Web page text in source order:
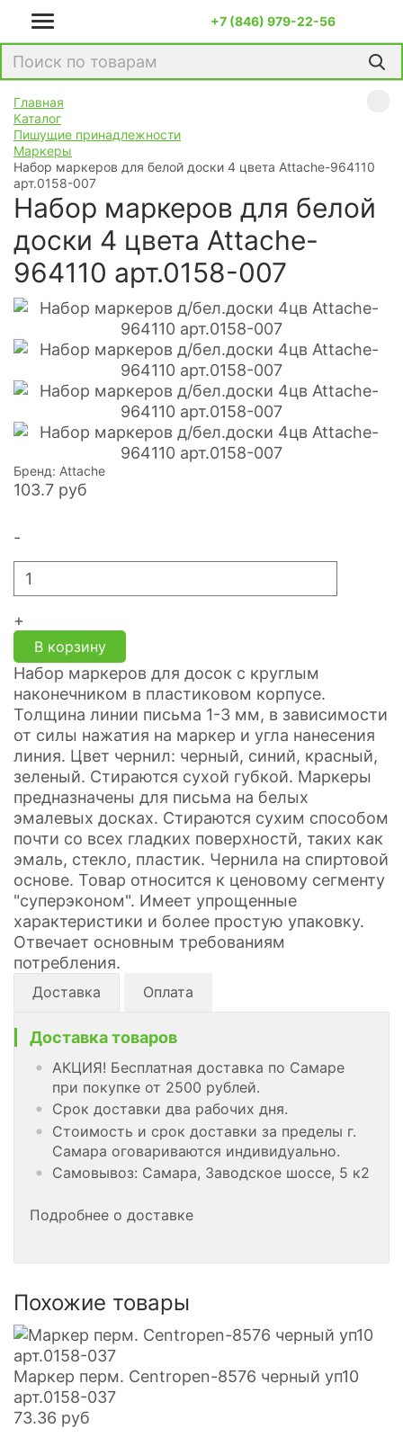
+7 (846) 979-22-56
Главная
Каталог
Пишущие принадлежности
Маркеры
Набор маркеров для белой доски 4 цвета Attache-964110
арт.0158-007
Набор маркеров для белой
доски 4 цвета Attache-
964110 арт.0158-007
Бренд: Attache
103.7 руб
-
+
В корзину
Набор маркеров для досок с круглым
наконечником в пластиковом корпусе.
Толщина линии письма 1-3 мм, в зависимости
от силы нажатия на маркер и угла нанесения
линия. Цвет чернил: черный, синий, красный,
зеленый. Стираются сухой губкой. Маркеры
предназначены для письма на белых
эмалевых досках. Стираются cухим способом
почти со всех гладких поверхностй, таких как
эмаль, стекло, пластик. Чернила на спиртовой
основе. Товар относится к ценовому сегменту
"суперэконом". Имеет упрощенные
характеристики и более простую упаковку.
Отвечает основным требованиям
потребления.
Доставка Оплата
Доставка товаров
АКЦИЯ! Бесплатная доставка по Самаре
при покупке от 2500 рублей.
Срок доставки два рабочих дня.
Стоимость и срок доставки за пределы г.
Самара оговариваются индивидуально.
Самовывоз: Самара, Заводское шоссе, 5 к2
Подробнее о доставке
Похожие товары
Маркер перм. Centropen-8576 черный уп10
арт.0158-037
73.36 руб